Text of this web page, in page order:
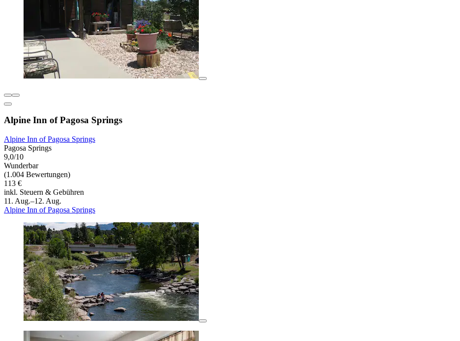
Alpine Inn of Pagosa Springs
Alpine Inn of Pagosa Springs
Pagosa Springs
9,0/10
Wunderbar
(1.004 Bewertungen)
113 €
inkl. Steuern & Gebühren
11. Aug.–12. Aug.
Alpine Inn of Pagosa Springs